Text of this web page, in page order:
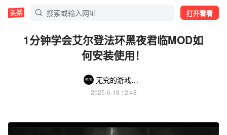
打开看看
1分钟学会艾尔登法环黑夜君临MOD如
何安装使用！
无究的游戏日记
2025-6-18 12:48